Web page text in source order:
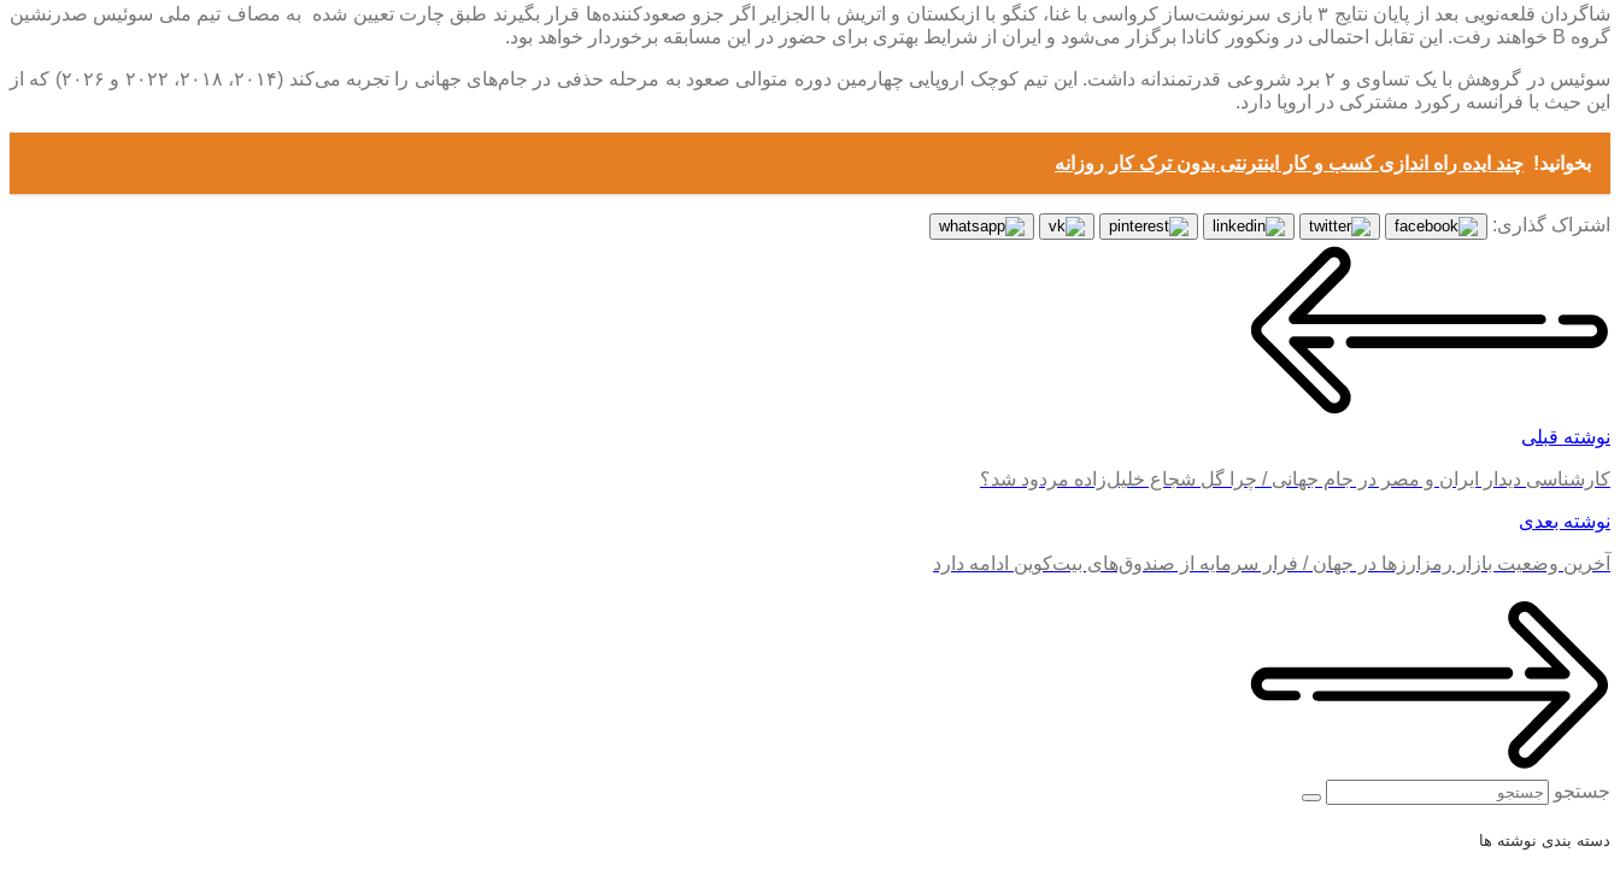
شاگردان قلعه‌نویی بعد از پایان نتایج ۳ بازی سرنوشت‌ساز کرواسی با غنا، کنگو با ازبکستان و اتریش با الجزایر اگر جزو صعودکننده‌ها قرار بگیرند طبق چارت تعیین شده به مصاف تیم ملی سوئیس صدرنشین
گروه B خواهند رفت. این تقابل احتمالی در ونکوور کانادا برگزار می‌شود و ایران از شرایط بهتری برای حضور در این مسابقه برخوردار خواهد بود.
سوئیس در گروهش با یک تساوی و ۲ برد شروعی قدرتمندانه داشت. این تیم کوچک اروپایی چهارمین دوره متوالی صعود به مرحله حذفی در جام‌های جهانی را تجربه می‌کند (۲۰۱۴، ۲۰۱۸، ۲۰۲۲ و ۲۰۲۶) که از
این حیث با فرانسه رکورد مشترکی در اروپا دارد.
بخوانید! چند ایده راه اندازی کسب و کار اینترنتی بدون ترک کار روزانه
اشتراک گذاری:
نوشته قبلی
کارشناسی دیدار ایران و مصر در جام جهانی / چرا گل شجاع خلیل‌زاده مردود شد؟
نوشته بعدی
آخرین وضعیت بازار رمزارزها در جهان / فرار سرمایه از صندوق‌های بیت‌کوین ادامه دارد
جستجو
دسته بندی نوشته ها